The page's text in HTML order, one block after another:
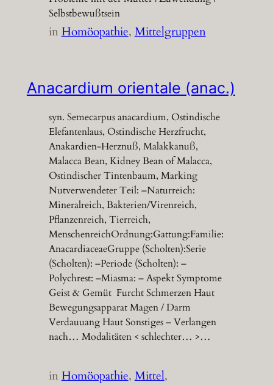
Selbstbewußtsein
inHomöopathie, Mittelgruppen
Anacardium orientale (anac.)
syn. Semecarpus anacardium, Ostindische
Elefantenlaus, Ostindische Herzfrucht,
Anakardien-Herznuß, Malakkanuß,
Malacca Bean, Kidney Bean of Malacca,
Ostindischer Tintenbaum, Marking
Nutverwendeter Teil: –Naturreich:
Mineralreich, Bakterien/Virenreich,
Pflanzenreich, Tierreich,
MenschenreichOrdnung:Gattung:Familie:
AnacardiaceaeGruppe (Scholten):Serie
(Scholten): –Periode (Scholten): –
Polychrest: –Miasma: – Aspekt Symptome
Geist & Gemüt Furcht Schmerzen Haut
Bewegungsapparat Magen / Darm
Verdauuang Haut Sonstiges – Verlangen
nach… Modalitäten < schlechter… >…
inHomöopathie, Mittel